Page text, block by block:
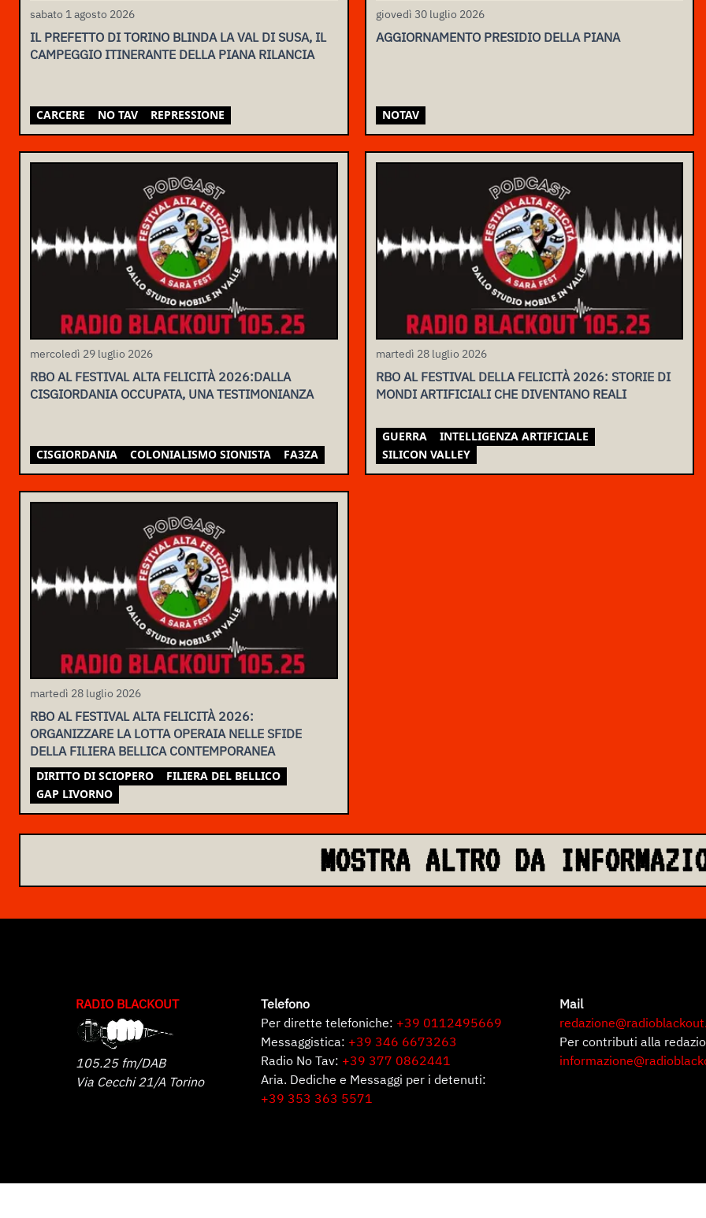
sabato 1 agosto 2026
IL PREFETTO DI TORINO BLINDA LA VAL DI SUSA, IL
CAMPEGGIO ITINERANTE DELLA PIANA RILANCIA
CARCERE NO TAV REPRESSIONE
giovedì 30 luglio 2026
AGGIORNAMENTO PRESIDIO DELLA PIANA
NOTAV
mercoledì 29 luglio 2026
RBO AL FESTIVAL ALTA FELICITÀ 2026:DALLA
CISGIORDANIA OCCUPATA, UNA TESTIMONIANZA
CISGIORDANIA COLONIALISMO SIONISTA FA3ZA
martedì 28 luglio 2026
RBO AL FESTIVAL DELLA FELICITÀ 2026: STORIE DI
MONDI ARTIFICIALI CHE DIVENTANO REALI
GUERRA
INTELLIGENZA ARTIFICIALE
SILICON VALLEY
martedì 28 luglio 2026
RBO AL FESTIVAL ALTA FELICITÀ 2026:
ORGANIZZARE LA LOTTA OPERAIA NELLE SFIDE
DELLA FILIERA BELLICA CONTEMPORANEA
DIRITTO DI SCIOPERO
FILIERA DEL BELLICO
GAP LIVORNO
MOSTRA ALTRO DA
RADIO BLACKOUT
105.25 fm/DAB
Via Cecchi 21/A Torino
Telefono
Per dirette telefoniche: +39 0112495669
Messaggistica: +39 346 6673263
Radio No Tav: +39 377 0862441
Aria. Dediche e Messaggi per i detenuti:
+39 353 363 5571
Mail
Per contributi alla